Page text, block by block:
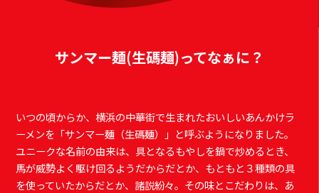
サンマー麺(生碼麺)ってなぁに？
いつの頃からか、横浜の中華街で⽣まれたおいしいあんかけラ
ーメンを「サンマー麺（⽣碼麺）」と呼ぶようになりました。
ユニークな名前の由来は、具となるもやしを鍋で炒めるとき、
⾺が威勢よく駆け回るようだからだとか、もともと３種類の具
を使っていたからだとか、諸説紛々。その味とこだわりは、あ